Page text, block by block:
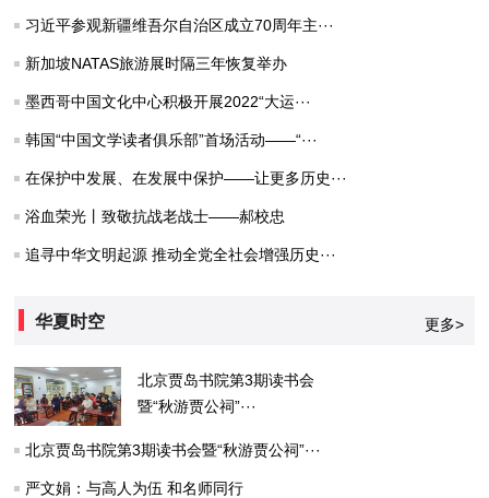
习近平参观新疆维吾尔自治区成立70周年主···
新加坡NATAS旅游展时隔三年恢复举办
墨西哥中国文化中心积极开展2022“大运···
韩国“中国文学读者俱乐部”首场活动——“···
在保护中发展、在发展中保护——让更多历史···
浴血荣光丨致敬抗战老战士——郝校忠
追寻中华文明起源 推动全党全社会增强历史···
华夏时空 更多>
北京贾岛书院第3期读书会
暨“秋游贾公祠”···
北京贾岛书院第3期读书会暨“秋游贾公祠”···
严文娟：与高人为伍 和名师同行